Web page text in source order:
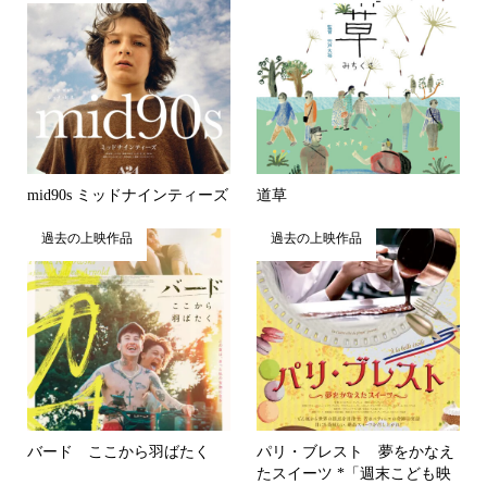
mid90s ミッドナインティーズ 道草
過去の上映作品
バード ここから羽ばたく
過去の上映作品
パリ・ブレスト 夢をかなえ
たスイーツ *「週末こども映